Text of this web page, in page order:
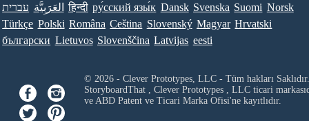
עברית العَرَبِيَّة हिन्दी ру́сский язы́к Dansk Svenska Suomi Norsk
Türkçe Polski Româna Ceština Slovenský Magyar Hrvatski
български Lietuvos Slovenščina Latvijas eesti
© 2026 - Clever Prototypes, LLC - Tüm hakları Saklıdır.
StoryboardThat , Clever Prototypes , LLCticari
ve ABD Patent ve Ticari Marka Ofisi'ne kayıtlıdır.